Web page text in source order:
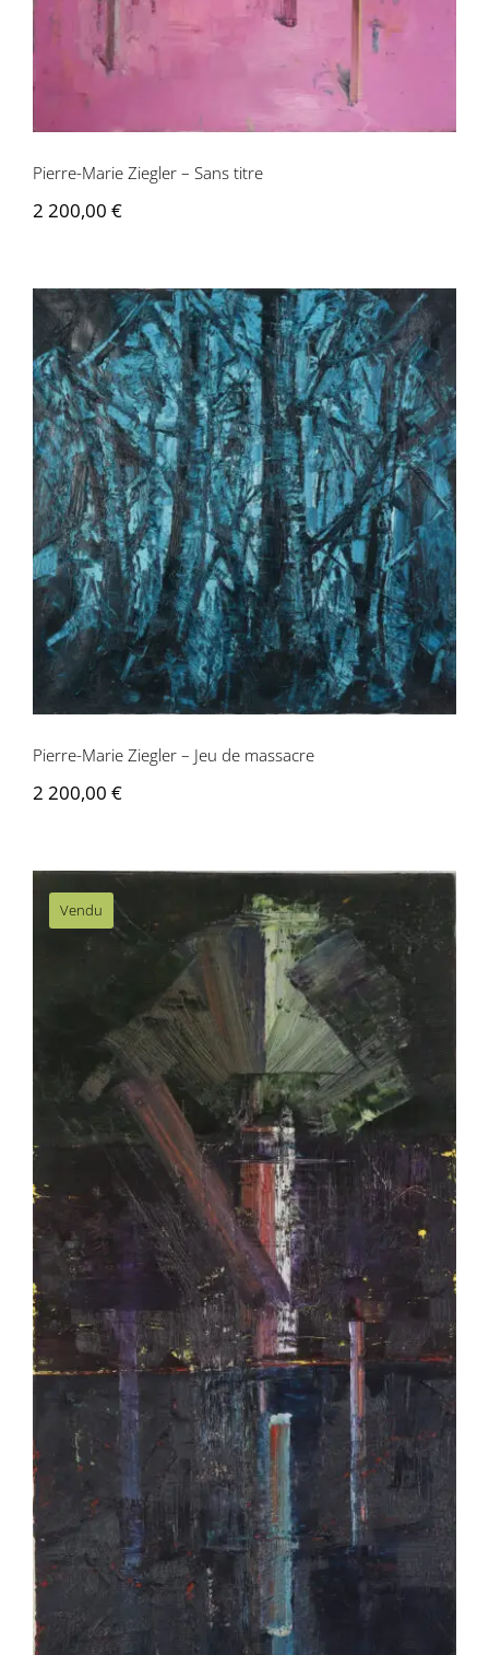
Area antic
À propos
Pierre-Marie Ziegler – Sans titre
2 200,00 €
Pierre-Marie Ziegler – Jeu de massacre
Pierre-Marie Ziegler – Jeu de massacre
2 200,00 €
Vendu
Pierre-Marie Ziegler – Vaincre l’obstacle